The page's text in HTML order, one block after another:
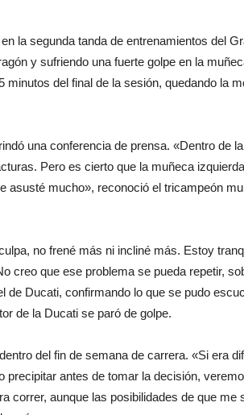
la segunda tanda de entrenamientos del
y sufriendo una fuerte golpe en la
del final de la sesión, quedando la
una conferencia de prensa. «Dentro de
Pero es cierto que la muñeca
asusté mucho», reconoció el tricampeón
no frené más ni incliné más. Estoy
creo que ese problema se pueda repetir,
de Ducati, confirmando lo que se pudo
de la Ducati se paró de golpe.
del fin de semana de carrera. «Si era
precipitar antes de tomar la decisión,
correr, aunque las posibilidades de que me